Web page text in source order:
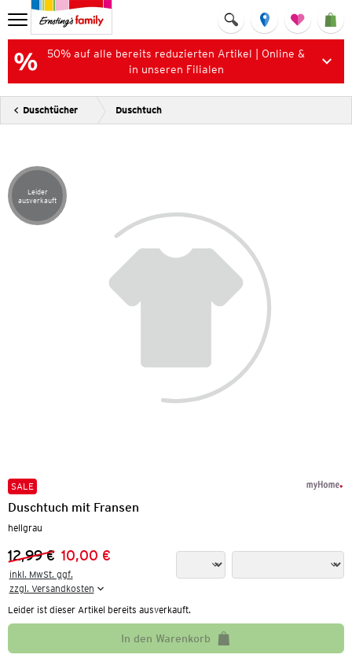
50% auf alle bereits reduzierten Artikel | Online &
in unseren Filialen
Duschtücher Duschtuch
Artikel leider ausverkauft
Leider
ausverkauft
SALE
Duschtuch mit Fransen
hellgrau
Vorheriger Preis:
12,99 €
Neuer Preis:
10,00 €
inkl. MwSt. ggf.
zzgl. Versandkosten
Leider ist dieser Artikel bereits ausverkauft.
In den Warenkorb